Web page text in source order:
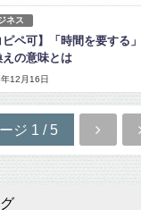
ネス
ピペ可】「時間を要する
えの意味とは
12月16日
ジ 1 / 5